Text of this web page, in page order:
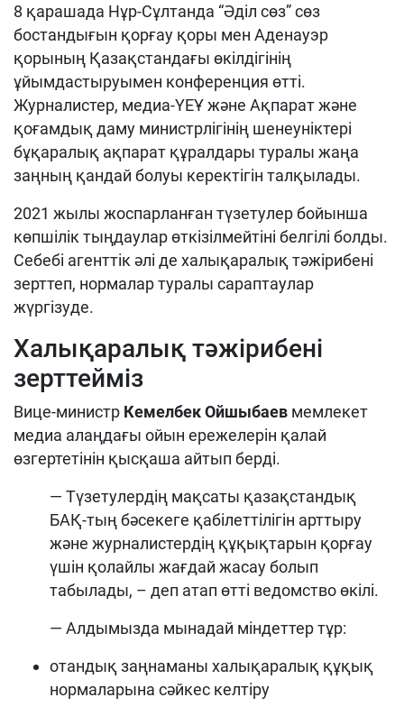
8 қарашада Нұр-Сұлтанда “Әділ сөз” сөз
бостандығын қорғау қоры мен Аденауэр
қорының Қазақстандағы өкілдігінің
ұйымдастыруымен конференция өтті.
Журналистер, медиа-ҮЕҰ және Ақпарат және
қоғамдық даму министрлігінің шенеуніктері
бұқаралық ақпарат құралдары туралы жаңа
заңның қандай болуы керектігін талқылады.
2021 жылы жоспарланған түзетулер бойынша
көпшілік тыңдаулар өткізілмейтіні белгілі болды.
Себебі агенттік әлі де халықаралық тәжірибені
зерттеп, нормалар туралы сараптаулар
жүргізуде.
Халықаралық тәжірибені
зерттейміз
Вице-министр Кемелбек Ойшыбаев мемлекет
медиа алаңдағы ойын ережелерін қалай
өзгертетінін қысқаша айтып берді.
— Түзетулердің мақсаты қазақстандық
БАҚ-тың бәсекеге қабілеттілігін арттыру
және журналистердің құқықтарын қорғау
үшін қолайлы жағдай жасау болып
табылады, – деп атап өтті ведомство өкілі.
— Алдымызда мынадай міндеттер тұр:
отандық заңнаманы халықаралық құқық
нормаларына сәйкес келтіру